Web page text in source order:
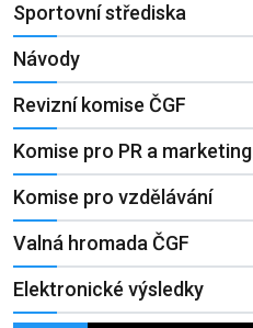
Sportovní střediska
Návody
Revizní komise ČGF
Komise pro PR a marketing
Komise pro vzdělávání
Valná hromada ČGF
Elektronické výsledky